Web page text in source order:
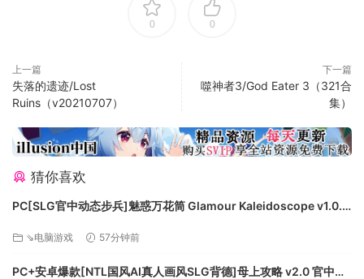
充分利用每种武器装备，例如武士刀，战伞，长枪等，挑战地
正宗的 Roguelite(非线性迷宫冒险类)类型游戏
Rogue类(非线性迷宫冒险类)游戏风格的游戏设定，都将带来不
同的地图配置及获得不同道具的非凡体验。
通过使用不同的装备组合和提高关卡难度，就算多次闯同一关
亦不会感到无聊。
沉浸式武器增强系统
制作过程中让你完全掌握收集、增强和解锁主・副武器的能
在每次游玩时解锁你最喜欢的武器的功能，然后重新开始行
动！
0 0
上一篇
失落的遗迹/Lost
Ruins（v20210707）
下一篇
噬神者3/God Eater 3（321合
集）
猜你喜欢
PC[SLG官中动态步兵]魅惑万花筒 Glamour Kaleidoscope v1.0.9
⇘电脑游戏 57分钟前
PC+安卓爆款[NTL国风AI真人画风SLG背德]母上攻略 v2.0 官中动